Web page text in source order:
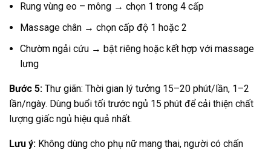
Rung vùng eo – mông → chọn 1 trong 4 cấp
Massage chân → chọn cấp độ 1 hoặc 2
Chườm ngải cứu → bật riêng hoặc kết hợp với massage
lưng
Bước 5: Thư giãn: Thời gian lý tưởng 15–20 phút/lần, 1–2
lần/ngày. Dùng buổi tối trước ngủ 15 phút để cải thiện chất
lượng giấc ngủ hiệu quả nhất.
Lưu ý: Không dùng cho phụ nữ mang thai, người có chấn